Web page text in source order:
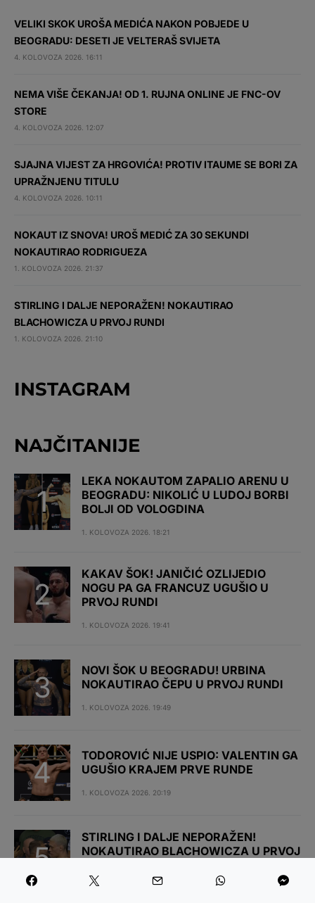
VELIKI SKOK UROŠA MEDIĆA NAKON POBJEDE U
BEOGRADU: DESETI JE VELTERAŠ SVIJETA
4. KOLOVOZA 2026. 16:11
NEMA VIŠE ČEKANJA! OD 1. RUJNA ONLINE JE FNC-OV
STORE
4. KOLOVOZA 2026. 12:07
SJAJNA VIJEST ZA HRGOVIĆA! PROTIV ITAUME SE BORI ZA
UPRAŽNJENU TITULU
4. KOLOVOZA 2026. 10:11
NOKAUT IZ SNOVA! UROŠ MEDIĆ ZA 30 SEKUNDI
NOKAUTIRAO RODRIGUEZA
1. KOLOVOZA 2026. 21:37
STIRLING I DALJE NEPORAŽEN! NOKAUTIRAO
BLACHOWICZA U PRVOJ RUNDI
1. KOLOVOZA 2026. 21:10
INSTAGRAM
NAJČITANIJE
LEKA NOKAUTOM ZAPALIO ARENU U
BEOGRADU: NIKOLIĆ U LUDOJ BORBI
BOLJI OD VOLOGDINA
1. KOLOVOZA 2026. 18:21
KAKAV ŠOK! JANIČIĆ OZLIJEDIO
NOGU PA GA FRANCUZ UGUŠIO U
PRVOJ RUNDI
1. KOLOVOZA 2026. 19:41
NOVI ŠOK U BEOGRADU! URBINA
NOKAUTIRAO ČEPU U PRVOJ RUNDI
1. KOLOVOZA 2026. 19:49
TODOROVIĆ NIJE USPIO: VALENTIN GA
UGUŠIO KRAJEM PRVE RUNDE
1. KOLOVOZA 2026. 20:19
STIRLING I DALJE NEPORAŽEN!
NOKAUTIRAO BLACHOWICZA U PRVOJ
1. KOLOVOZA 2026. 21:10